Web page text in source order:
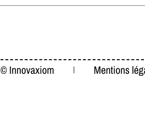
© Innovaxiom Mentions